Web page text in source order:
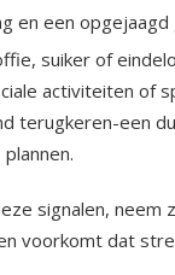
en een opgejaagd
suiker of
activiteiten of
terugkeren-een
signalen, neem
voorkomt dat